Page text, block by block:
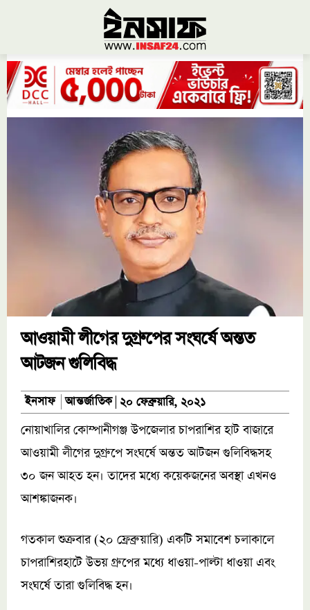
আওয়ামী লীগের দুগ্রুপের সংঘর্ষে অন্তত
আটজন গুলিবিদ্ধ
ইনসাফ আন্তর্জাতিক ২০ ফেব্রুয়ারি, ২০২১
নোয়াখালির কোম্পানীগঞ্জ উপজেলার চাপরাশির হাট বাজারে
আওয়ামী লীগের দুগ্রুপে সংঘর্ষে অন্তত আটজন গুলিবিদ্ধসহ
৩০ জন আহত হন। তাদের মধ্যে কয়েকজনের অবস্থা এখনও
আশঙ্কাজনক।
গতকাল শুক্রবার (২০ ফ্রেব্রুয়ারি) একটি সমাবেশ চলাকালে
চাপরাশিরহাটে উভয় গ্রুপের মধ্যে ধাওয়া-পাল্টা ধাওয়া এবং
সংঘর্ষে তারা গুলিবিদ্ধ হন।